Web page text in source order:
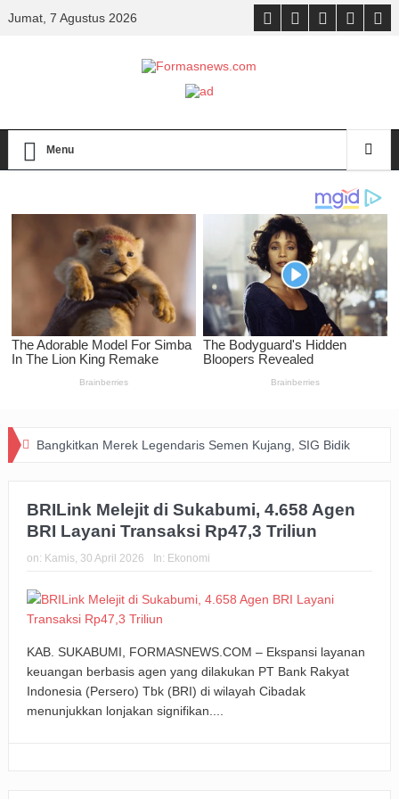
Jumat, 7 Agustus 2026
Menu
Bangkitkan Merek Legendaris Semen Kujang, SIG Bidik
dengan PERSIB
Zakat Digital BRImo Wujudkan Kepedulian, BAZNAS Jabar
Pastikan Bantuan Daging Menjangkau Pelosok Purwakarta
Pemkot Usut Kasus Penebangan Pohon Jalan Riau,
Perizinan Usaha Ikut Diperiksa
BRILink Melejit di Sukabumi, 4.658 Agen
BRI Layani Transaksi Rp47,3 Triliun
on: Kamis, 30 April 2026 In: Ekonomi
KAB. SUKABUMI, FORMASNEWS.COM – Ekspansi layanan
keuangan berbasis agen yang dilakukan PT Bank Rakyat
Indonesia (Persero) Tbk (BRI) di wilayah Cibadak
menunjukkan lonjakan signifikan....